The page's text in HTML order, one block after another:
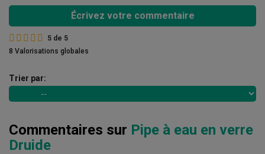
Écrivez votre commentaire
5 de 5
8 Valorisations globales
Trier par:
Commentaires sur Pipe à eau en verre
Druide